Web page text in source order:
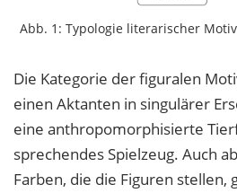
Abb. 1: Typologie literarischer
Die Kategorie der figuralen
einen Aktanten in singulärer
eine anthropomorphisierte
sprechendes Spielzeug. Auch
Farben, die die Figuren stellen,